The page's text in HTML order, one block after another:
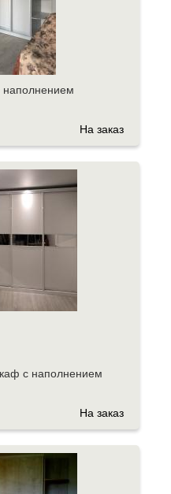
наполнением
На заказ
с наполнением
На заказ